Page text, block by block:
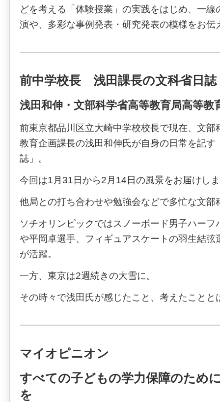
どを考える「体験授業」の実践をはじめ、一線
演や、多彩な事例発表・研究発表の模様をお伝
前中学校長 浅田課長の文科省日誌
浅田和伸・文部科学省高等教育局高等教
前東京都品川区立大崎中学校校長で現在、文部
教育企画課長の浅田和伸氏が自身の日常を記す
誌」。
今回は1月31日から2月14日の風景をお届けし
他局との打ち合わせや勉強会などで多忙な文部
ソチオリンピックではスノーボード男子ハーフ
や平岡卓選手、フィギュアスケートの羽生結弦
が活躍。
一方、東京は2週続きの大雪に。
その時々で浅田氏が感じたこと、考えたことと
マイオピニオン
すべての子どもの学力保障のため
を